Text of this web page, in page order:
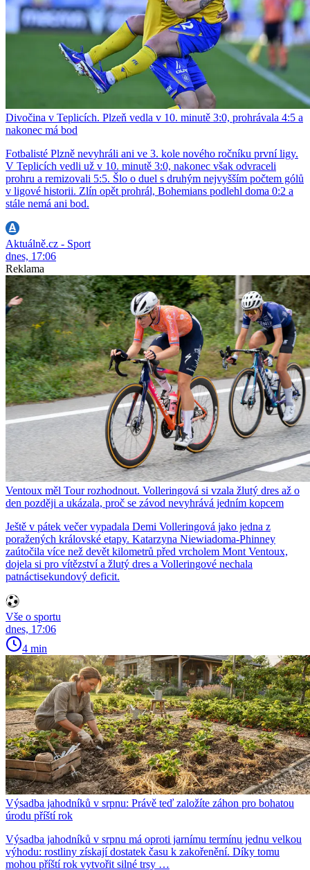
Divočina v Teplicích. Plzeň vedla v 10. minutě 3:0, prohrávala 4:5 a
nakonec má bod
Fotbalisté Plzně nevyhráli ani ve 3. kole nového ročníku první ligy.
V Teplicích vedli už v 10. minutě 3:0, nakonec však odvraceli
prohru a remizovali 5:5. Šlo o duel s druhým nejvyšším počtem gólů
v ligové historii. Zlín opět prohrál, Bohemians podlehl doma 0:2 a
stále nemá ani bod.
Aktuálně.cz - Sport
dnes, 17:06
Reklama
Ventoux měl Tour rozhodnout. Volleringová si vzala žlutý dres až o
den později a ukázala, proč se závod nevyhrává jedním kopcem
Ještě v pátek večer vypadala Demi Volleringová jako jedna z
poražených královské etapy. Katarzyna Niewiadoma-Phinney
zaútočila více než devět kilometrů před vrcholem Mont Ventoux,
dojela si pro vítězství a žlutý dres a Volleringové nechala
patnáctisekundový deficit.
Vše o sportu
dnes, 17:06
4 min
Výsadba jahodníků v srpnu: Právě teď založíte záhon pro bohatou
úrodu příští rok
Výsadba jahodníků v srpnu má oproti jarnímu termínu jednu velkou
výhodu: rostliny získají dostatek času k zakořenění. Díky tomu
mohou příští rok vytvořit silné trsy …